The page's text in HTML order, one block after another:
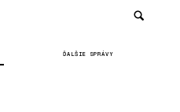
ĎALŠIE SPRÁVY